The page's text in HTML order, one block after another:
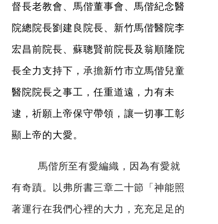
督長老教會、馬偕董事會、馬偕紀念醫
院總院長劉建良院長、新竹馬偕醫院李
宏昌前院長、蘇聰賢前院長及翁順隆院
長全力支持下， 承擔新竹市立馬偕兒童
醫院院長之事工，任重道遠，力有未
逮，祈願上帝保守帶領，讓一切事工彰
顯上帝的大愛。
馬偕所至有愛編織，因為有愛就
有奇蹟。以弗所書三章二十節「神能照
著運行在我們心裡的大力，充充足足的